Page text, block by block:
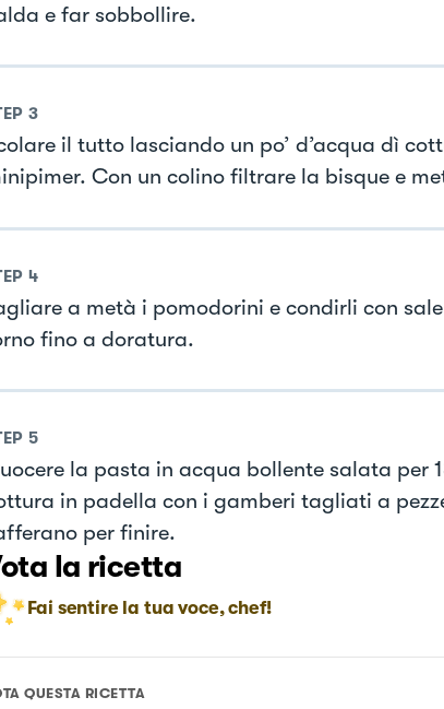
e far sobbollire.
3
il tutto lasciando un po’ d’acqua dì
Con un colino filtrare la bisque e
4
a metà i pomodorini e condirli con
fino a doratura.
5
la pasta in acqua bollente salata per
in padella con i gamberi tagliati a
per finire.
la ricetta
Fai sentire la tua voce, chef!
QUESTA RICETTA